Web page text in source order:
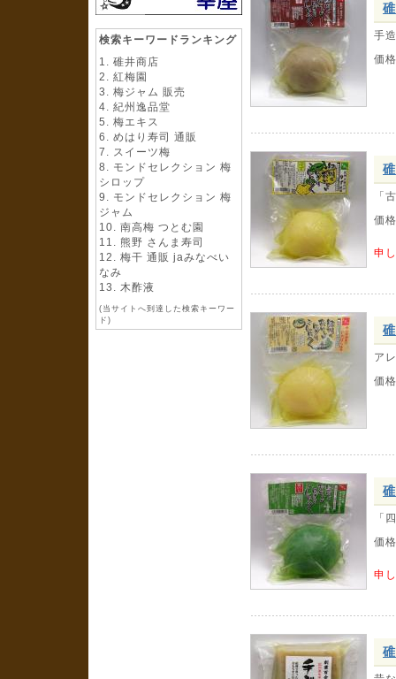
検索キーワードランキング
碓井商店
紅梅園
梅ジャム 販売
紀州逸品堂
梅エキス
めはり寿司 通販
スイーツ梅
モンドセレクション 梅
シロップ
モンドセレクション 梅
ジャム
南高梅 つとむ園
熊野 さんま寿司
梅干 通販 jaみなべい
なみ
木酢液
(当サイトへ到達した検索キーワー
ド)
手
価格
「
価格
申
ア
価格
「
価格
申